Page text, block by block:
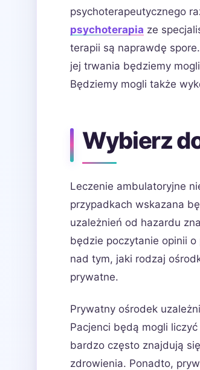
psychoterapeutycznego
psychoterapia ze
terapii są naprawdę
jej trwania będziemy
Będziemy mogli także
Wybierz
Leczenie ambulatoryjne
przypadkach wskazana
uzależnień od hazardu
będzie poczytanie opinii
nad tym, jaki rodzaj
prywatne.
Prywatny ośrodek
Pacjenci będą mogli
bardzo często znajdują
zdrowienia. Ponadto,